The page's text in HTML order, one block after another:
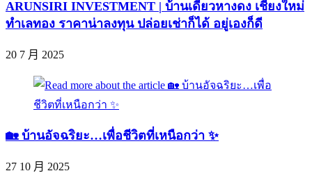
ARUNSIRI INVESTMENT | บ้านเดี่ยวหางดง เชียงใหม่
ทำเลทอง ราคาน่าลงทุน ปล่อยเช่าก็ได้ อยู่เองก็ดี
20 7 月 2025
🏡 บ้านอัจฉริยะ…เพื่อชีวิตที่เหนือกว่า ✨
27 10 月 2025